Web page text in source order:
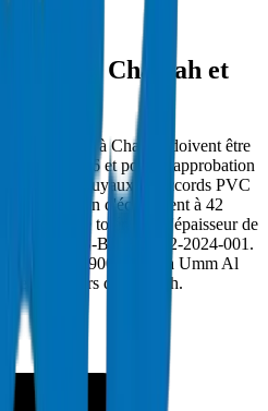
de Charjah et
Pression à Charjah doivent être
4422-2:1996 et porter l'approbation
Les Tuyaux / Raccords PVC
en pression d'éclatement à 42
avec une tolérance d'épaisseur de
: DM-PRES-BSEN1452-2024-001.
ISO 9001:2015 à Umm Al
les chantiers de Charjah.